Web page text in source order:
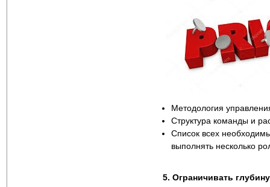
Методология
Структура команды и
Список всех
выполнять несколько
5. Ограничивать